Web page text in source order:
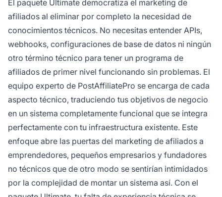
El paquete Ultimate democratiza el marketing de
afiliados al eliminar por completo la necesidad de
conocimientos técnicos. No necesitas entender APIs,
webhooks, configuraciones de base de datos ni ningún
otro término técnico para tener un programa de
afiliados de primer nivel funcionando sin problemas. El
equipo experto de PostAffiliatePro se encarga de cada
aspecto técnico, traduciendo tus objetivos de negocio
en un sistema completamente funcional que se integra
perfectamente con tu infraestructura existente. Este
enfoque abre las puertas del marketing de afiliados a
emprendedores, pequeños empresarios y fundadores
no técnicos que de otro modo se sentirían intimidados
por la complejidad de montar un sistema así. Con el